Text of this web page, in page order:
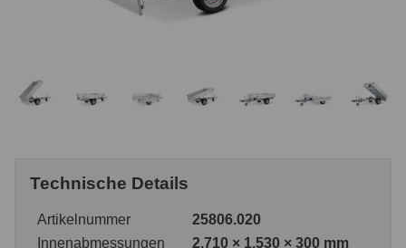
Technische Details
Artikelnummer
25806.020
Innenabmessungen
2.710 × 1.530 × 300 mm